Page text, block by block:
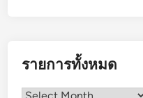
รายการทั้งหมด
รายการ